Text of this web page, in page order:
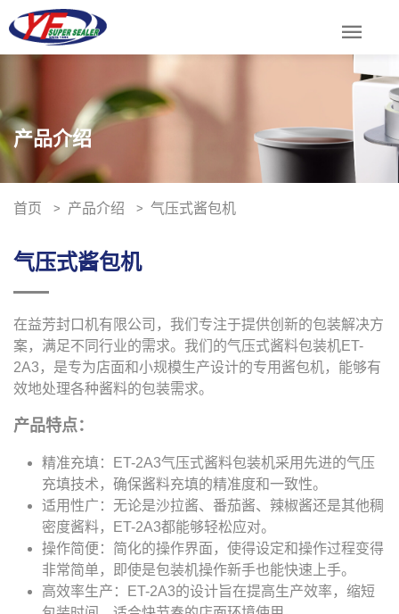
menu
产品介绍
首页 产品介绍 气压式酱包机
气压式酱包机
在益芳封口机有限公司，我们专注于提供创新的包装解决方
案，满足不同行业的需求。我们的气压式酱料包装机ET-
2A3，是专为店面和小规模生产设计的专用酱包机，能够有
效地处理各种酱料的包装需求。
产品特点：
精准充填：ET-2A3气压式酱料包装机采用先进的气压
充填技术，确保酱料充填的精准度和一致性。
适用性广：无论是沙拉酱、番茄酱、辣椒酱还是其他稠
密度酱料，ET-2A3都能够轻松应对。
操作简便：简化的操作界面，使得设定和操作过程变得
非常简单，即使是包装机操作新手也能快速上手。
高效率生产：ET-2A3的设计旨在提高生产效率，缩短